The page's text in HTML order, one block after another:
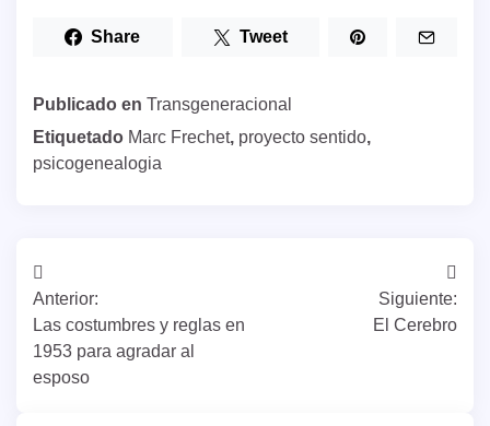
Share Tweet
Publicado en Transgeneracional
Etiquetado Marc Frechet, proyecto sentido,
psicogenealogia
Navegación
de
entradas
Anterior:
Las costumbres y reglas en
1953 para agradar al
esposo
Siguiente:
El Cerebro